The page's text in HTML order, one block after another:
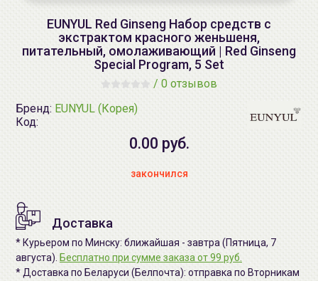
EUNYUL Red Ginseng Набор средств с
экстрактом красного женьшеня,
питательный, омолаживающий | Red Ginseng
Special Program, 5 Set
/ 0 отзывов
Бренд: EUNYUL (Корея)
Код:
0.00 руб.
закончился
Доставка
* Курьером по Минску: ближайшая - завтра (Пятница, 7
августа). Бесплатно при сумме заказа от 99 руб.
* Доставка по Беларуси (Белпочта): отправка по Вторникам